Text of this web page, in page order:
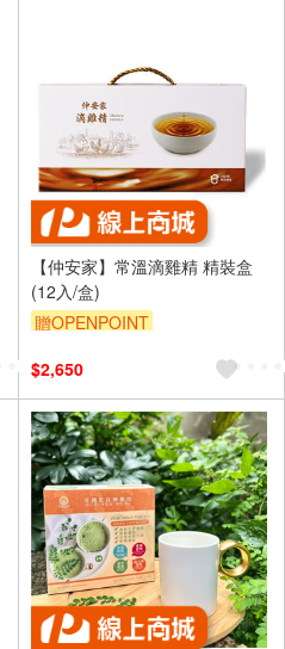
【仲安家】常溫滴雞精 精裝盒
(12入/盒)
贈OPENPOINT
$2,650